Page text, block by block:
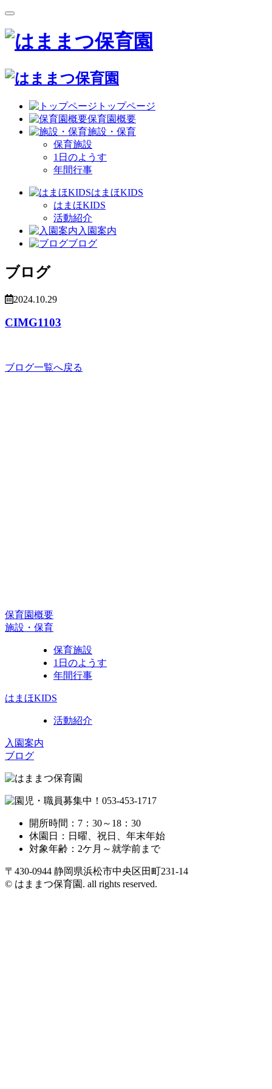
トップページ
保育園概要
施設・保育
保育施設
1日のようす
年間行事
はまほKIDS
はまほKIDS
活動紹介
入園案内
ブログ
ブログ
2024.10.29
CIMG1103
ブログ一覧へ戻る
保育園概要
施設・保育
保育施設
1日のようす
年間行事
はまほKIDS
活動紹介
入園案内
ブログ
開所時間：7：30～18：30
休園日：日曜、祝日、年末年始
対象年齢：2ケ月～就学前まで
〒430-0944 静岡県浜松市中央区田町231-14
© はままつ保育園. all rights reserved.